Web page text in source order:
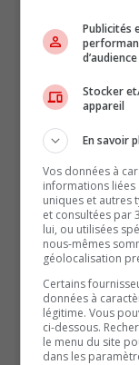
Toyota
génération
Toyota ne
annoncé qu’il
Lire la suite
Publicités
Stocker
appareil
En savoir
Vos données à
informations
uniques et autres
et consultées par
lui, ou utilisées
nous-mêmes
géolocalisation
Certains
données à
légitime. Vous
ci-dessous.
le menu du site
dans les